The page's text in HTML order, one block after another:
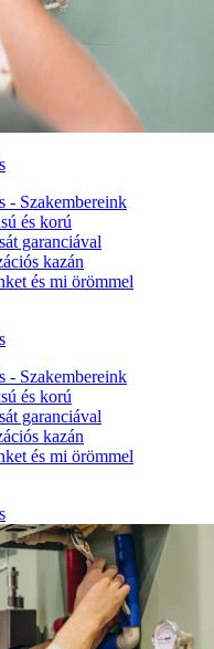
- Szakembereink
és korú
garanciával
kazán
és mi örömmel
- Szakembereink
és korú
garanciával
kazán
és mi örömmel